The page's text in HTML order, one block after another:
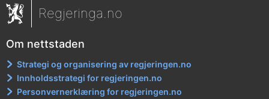
Regjeringa.no
Om nettstaden
Strategi og organisering av regjeringen.no
Innholdsstrategi for regjeringen.no
Personvernerklæring for regjeringen.no